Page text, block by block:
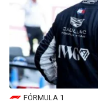
FÓRMULA 1